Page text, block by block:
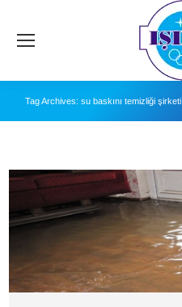
Tag Archives:su baskını temizliği şirketi